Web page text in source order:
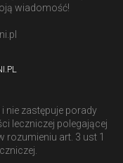
wiadomość!
nie zastępuje porady
leczniczej polegającej
rozumieniu art. 3 ust 1